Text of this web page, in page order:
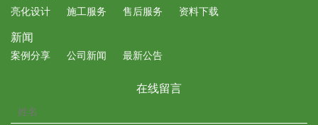
亮化设计 施工服务 售后服务 资料下载
新闻
案例分享 公司新闻 最新公告
在线留言